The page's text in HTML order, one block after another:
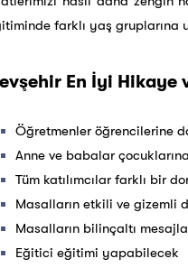
farklı yaş gruplarına
En İyi Hikaye
Öğretmenler öğrencilerine
Anne ve babalar
Tüm katılımcılar farklı bir
Masalların etkili ve gizemli
Masalların bilinçaltı
Eğitici eğitimi yapabilecek